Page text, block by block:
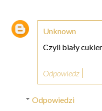
Unknown
Czyli biały
Odpowiedz
Odpowiedzi